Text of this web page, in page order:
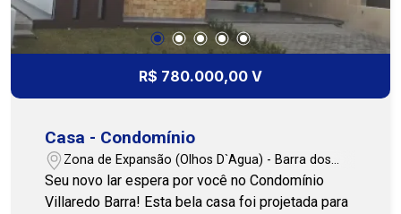
R$ 780.000,00 V
Casa - Condomínio
Zona de Expansão (Olhos D`Agua) - Barra dos
Coqueiros/SE
Seu novo lar espera por você no Condomínio
Villaredo Barra! Esta bela casa foi projetada para